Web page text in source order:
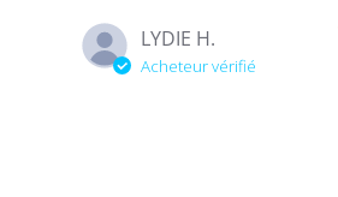
LYDIE H.
Acheteur vérifié